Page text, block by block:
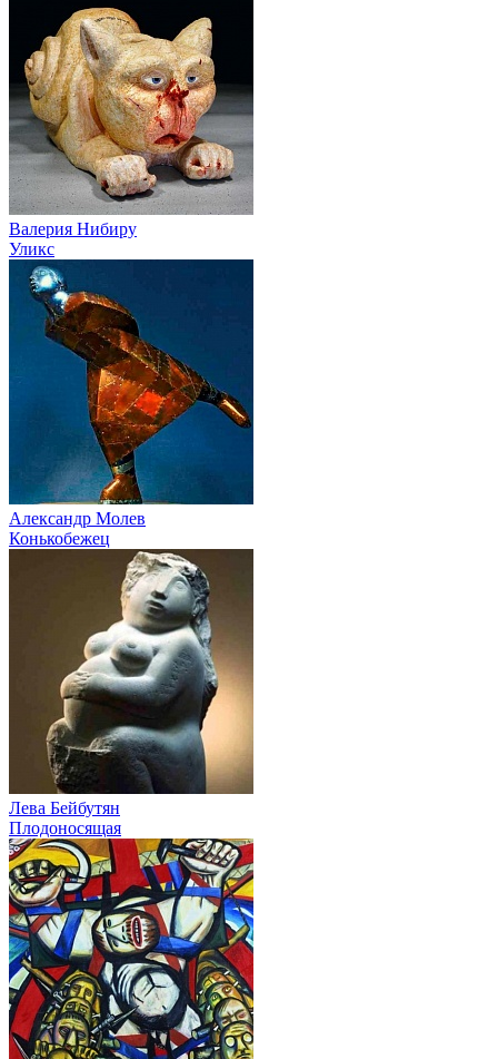
Валерия Нибиру
Уликс
Александр Молев
Конькобежец
Лева Бейбутян
Плодоносящая